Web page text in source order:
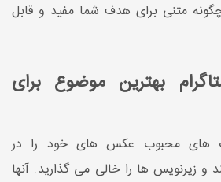
متنی برای هدف شما مفید و قابل
بهترین موضوع برای
های محبوب عکس های خود را در
و زیرنویس ها را خالی می گذارید. آنها